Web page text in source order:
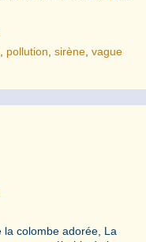
pollution ,sirène ,vague
colombe adorée, La